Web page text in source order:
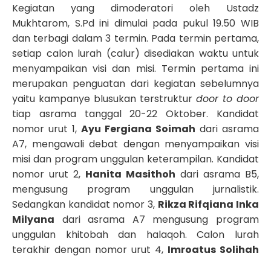
Kegiatan yang dimoderatori oleh Ustadz
Mukhtarom, S.Pd ini dimulai pada pukul 19.50 WIB
dan terbagi dalam 3 termin. Pada termin pertama,
setiap calon lurah (calur) disediakan waktu untuk
menyampaikan visi dan misi. Termin pertama ini
merupakan penguatan dari kegiatan sebelumnya
yaitu kampanye blusukan terstruktur door to door
tiap asrama tanggal 20-22 Oktober. Kandidat
nomor urut 1, Ayu Fergiana Soimah dari asrama
A7, mengawali debat dengan menyampaikan visi
misi dan program unggulan keterampilan. Kandidat
nomor urut 2, Hanita Masithoh dari asrama B5,
mengusung program unggulan jurnalistik.
Sedangkan kandidat nomor 3, Rikza Rifqiana Inka
Milyana dari asrama A7 mengusung program
unggulan khitobah dan halaqoh. Calon lurah
terakhir dengan nomor urut 4, Imroatus Solihah